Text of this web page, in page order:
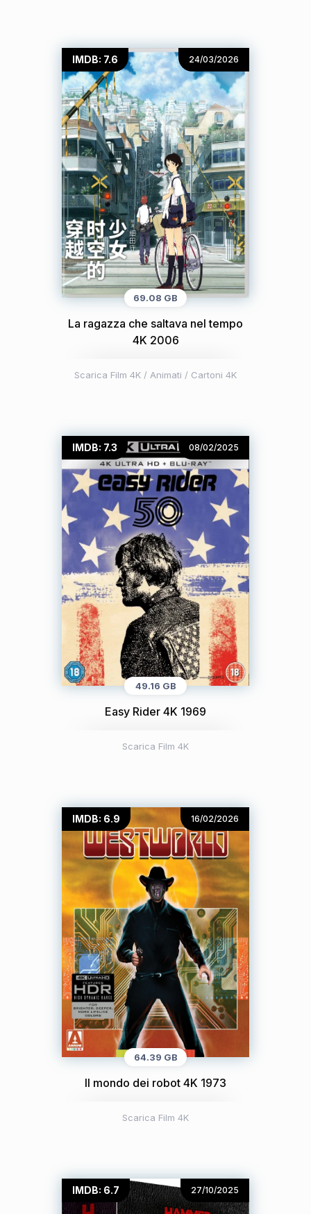
IMDB: 7.6 24/03/2026
69.08 GB
La ragazza che saltava nel tempo
4K 2006
Scarica Film 4K / Animati / Cartoni 4K
IMDB: 7.3 08/02/2025
49.16 GB
Easy Rider 4K 1969
Scarica Film 4K
IMDB: 6.9 16/02/2026
64.39 GB
Il mondo dei robot 4K 1973
Scarica Film 4K
IMDB: 6.7 27/10/2025